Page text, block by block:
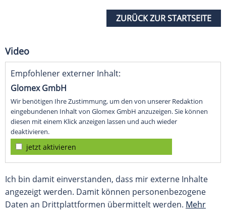
ZURÜCK ZUR STARTSEITE
Video
Empfohlener externer Inhalt:
Glomex GmbH
Wir benötigen Ihre Zustimmung, um den von unserer Redaktion
eingebundenen Inhalt von Glomex GmbH anzuzeigen. Sie können
diesen mit einem Klick anzeigen lassen und auch wieder
deaktivieren.
jetzt aktivieren
Ich bin damit einverstanden, dass mir externe Inhalte
angezeigt werden. Damit können personenbezogene
Daten an Drittplattformen übermittelt werden. Mehr